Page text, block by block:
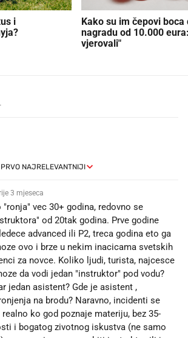
i
Kako su im čepovi boca
nagradu od 10.000
vjerovali"
3 mjeseca
"ronja" vec 30+ godina, redovno se
od 20tak godina. Prve godine
advanced ili P2, treca godina eto ga
ovo i brze u nekim inacicama svetskih
za novce. Koliko ljudi, turista, najcesce
da vodi jedan "instruktor" pod vodu?
jedan asistent? Gde je asistent ,
na brodu? Naravno, incidenti se
ko god poznaje materiju, bez 35-
i bogatog zivotnog iskustva (ne samo